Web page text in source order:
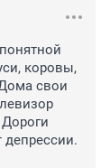
коровы,
свои
депрессии.